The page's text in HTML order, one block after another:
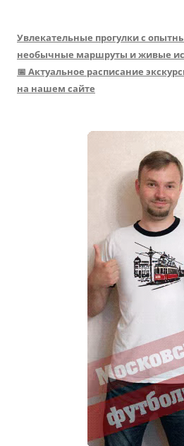
Увлекательные прогулки с
необычные маршруты и живые
📅 Актуальное расписание
на нашем сайте